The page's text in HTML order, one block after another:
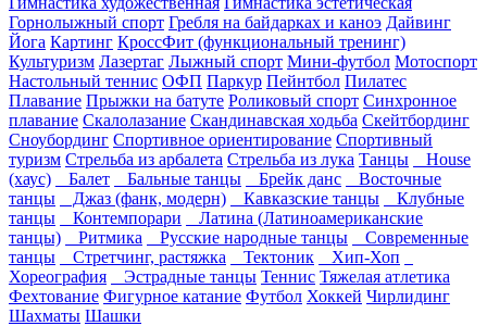
Горнолыжный спорт Гребля на байдарках и каноэ Дайвинг
Йога Картинг КроссФит (функциональный тренинг)
Культуризм Лазертаг Лыжный спорт Мини-футбол Мотоспорт
Настольный теннис ОФП Паркур Пейнтбол Пилатес
Плавание Прыжки на батуте Роликовый спорт Синхронное
плавание Скалолазание Скандинавская ходьба Скейтбординг
Сноубординг Спортивное ориентирование Спортивный
туризм Стрельба из арбалета Стрельба из лука Танцы
House
(хаус)
Балет Бальные танцы Брейк данс
Восточные
танцы
Джаз (фанк, модерн) Кавказские танцы
Клубные
танцы
Контемпорари
Латина (Латиноамериканские
танцы)
Ритмика Русские народные танцы
Современные
танцы
Стретчинг, растяжка Тектоник
Хип-Хоп
Хореография
Эстрадные танцы Теннис Тяжелая атлетика
Фехтование Фигурное катание Футбол Хоккей Чирлидинг
Шахматы Шашки